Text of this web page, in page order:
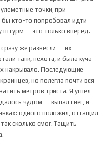
точки, при
бы кто-то попробовал идти
штурм — это только вперед.
же разнесли — их
танк, пехота, и была куча
накрывало. Последующие
но полегла почти вся
метров триста. Я успел
чудом — выпал снег, и
одного положил, оттащил
сколько смог. Тащить